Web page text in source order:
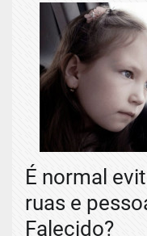
É normal
ruas e
Falecido?